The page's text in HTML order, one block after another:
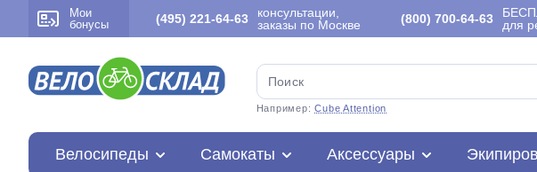
Мои
бонусы
(495) 221-64-63
консультации,
заказы по Москве
(800) 700-64-63
для
Например:Cube Attention
Велосипеды Самокаты Аксессуары